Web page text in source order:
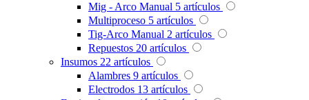
Mig - Arco Manual 5 artículos
Multiproceso 5 artículos
Tig-Arco Manual 2 artículos
Repuestos 20 artículos
Insumos 22 artículos
Alambres 9 artículos
Electrodos 13 artículos